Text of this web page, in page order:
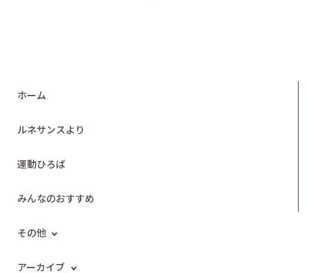
ホーム
ルネサンスより
運動ひろば
みんなのおすすめ
その他
アーカイブ